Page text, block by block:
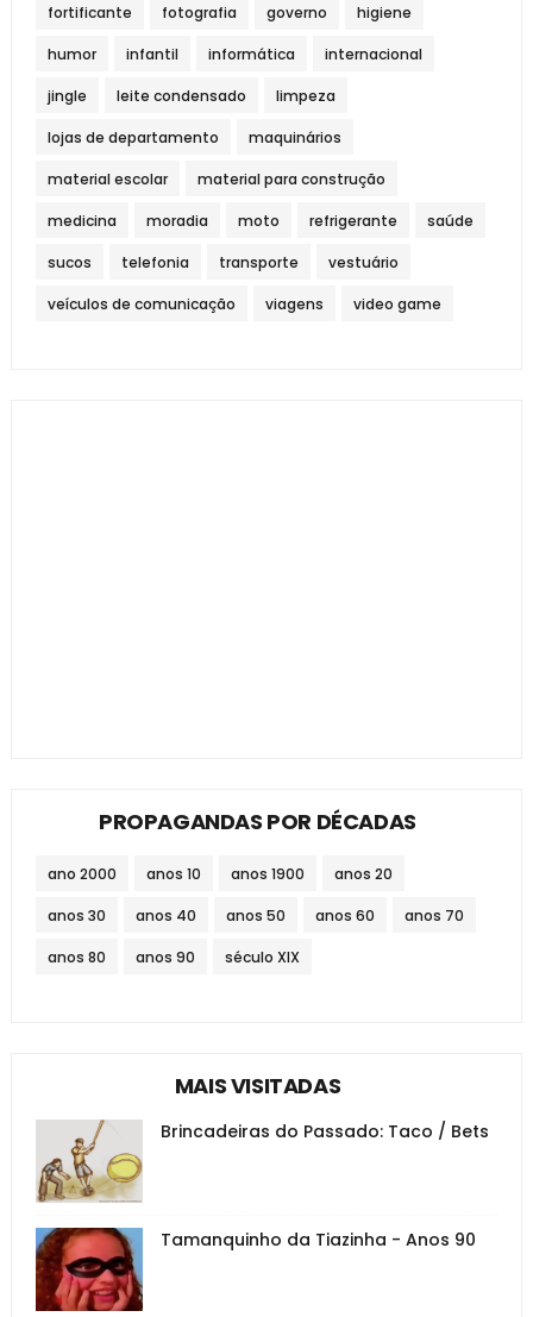
fortificante fotografia governo higiene
humor infantil informática internacional
jingle leite condensado limpeza
lojas de departamento maquinários
material escolar material para construção
medicina moradia moto refrigerante saúde
sucos telefonia transporte vestuário
veículos de comunicação viagens video game
PROPAGANDAS POR DÉCADAS
ano 2000 anos 10 anos 1900 anos 20
anos 30 anos 40 anos 50 anos 60 anos 70
anos 80 anos 90 século XIX
MAIS VISITADAS
Brincadeiras do Passado: Taco / Bets
Tamanquinho da Tiazinha - Anos 90